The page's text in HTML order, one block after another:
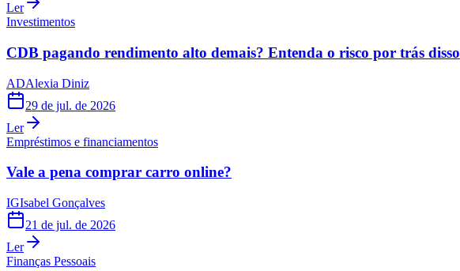
Ler
Investimentos
CDB pagando rendimento alto demais? Entenda o risco por trás disso
ADAlexia Diniz
29 de jul. de 2026
Ler
Empréstimos e financiamentos
Vale a pena comprar carro online?
IGIsabel Gonçalves
21 de jul. de 2026
Ler
Finanças Pessoais